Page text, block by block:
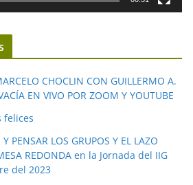
CHOCLIN CON GUILLERMO A.
EN VIVO POR ZOOM Y YOUTUBE
felices
PENSAR LOS GRUPOS Y EL LAZO
REDONDA en la Jornada del IIG
del 2023